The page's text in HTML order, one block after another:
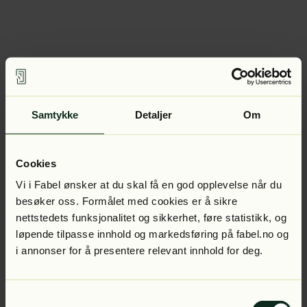
Samtykke Detaljer Om
Cookies
Vi i Fabel ønsker at du skal få en god opplevelse når du
besøker oss. Formålet med cookies er å sikre
nettstedets funksjonalitet og sikkerhet, føre statistikk, og
løpende tilpasse innhold og markedsføring på fabel.no og
i annonser for å presentere relevant innhold for deg.